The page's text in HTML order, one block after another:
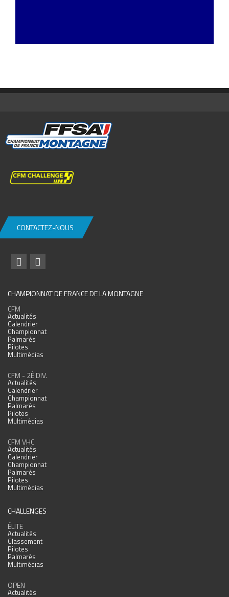
CONTACTEZ-NOUS
CHAMPIONNAT DE FRANCE DE LA MONTAGNE
CFM
Actualités
Calendrier
Championnat
Palmarès
Pilotes
Multimédias
CFM - 2È DIV.
Actualités
Calendrier
Championnat
Palmarès
Pilotes
Multimédias
CFM VHC
Actualités
Calendrier
Championnat
Palmarès
Pilotes
Multimédias
CHALLENGES
ÉLITE
Actualités
Classement
Pilotes
Palmarès
Multimédias
OPEN
Actualités